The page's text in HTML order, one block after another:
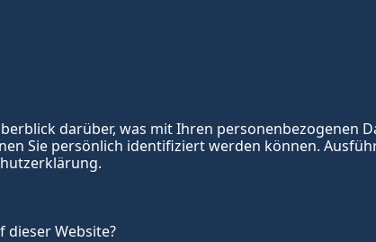
darüber, was mit Ihren personenbezogenen
Sie persönlich identifiziert werden können.
Website?